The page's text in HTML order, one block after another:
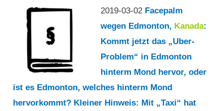
Ruf-
App-
Fahrer
angeblichem
sexuellen
Übergriff
2019-03-02 Facepalm
wegen Edmonton, Kanada:
Kommt jetzt das „Uber-
Problem“ in Edmonton
hinterm Mond hervor, oder
ist es Edmonton, welches hinterm Mond
hervorkommt? Kleiner Hinweis: Mit „Taxi“ hat